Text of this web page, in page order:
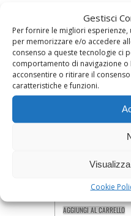
Gestisci
Per fornire le migliori
per memorizzare e/o accedere
consenso a queste tecnologie ci
comportamento di navigazione o
acconsentire o ritirare il
caratteristiche e funzioni.
Cookie
Prodotti
IN OFFERTA!
VERGELLESSES”
€ 72,00€
AGGIUNGI AL CARRELLO